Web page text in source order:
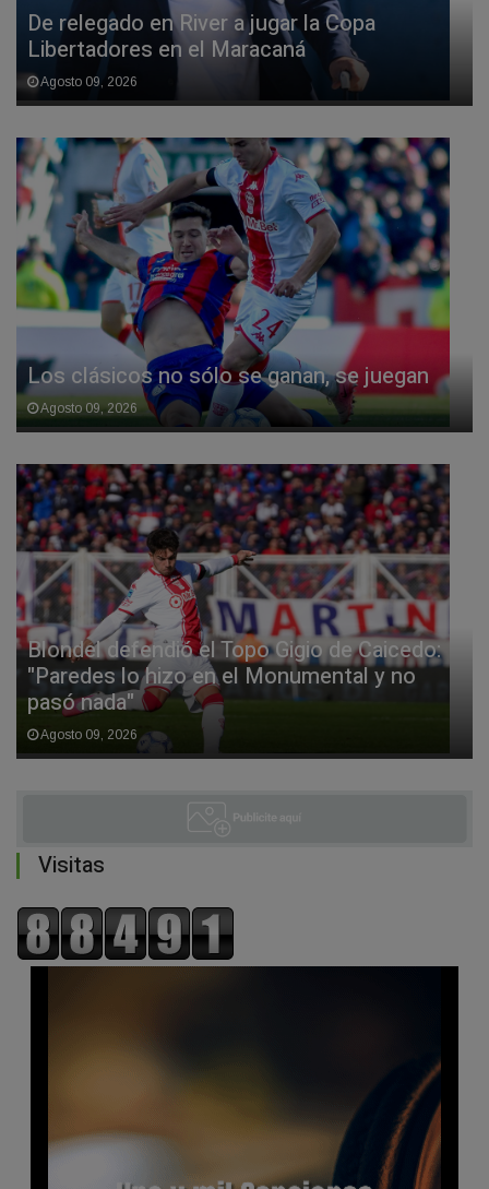
De relegado en River a jugar la Copa
Libertadores en el Maracaná
Agosto 09, 2026
Los clásicos no sólo se ganan, se juegan
Agosto 09, 2026
Blondel defendió el Topo Gigio de Caicedo:
"Paredes lo hizo en el Monumental y no
pasó nada"
Agosto 09, 2026
Visitas